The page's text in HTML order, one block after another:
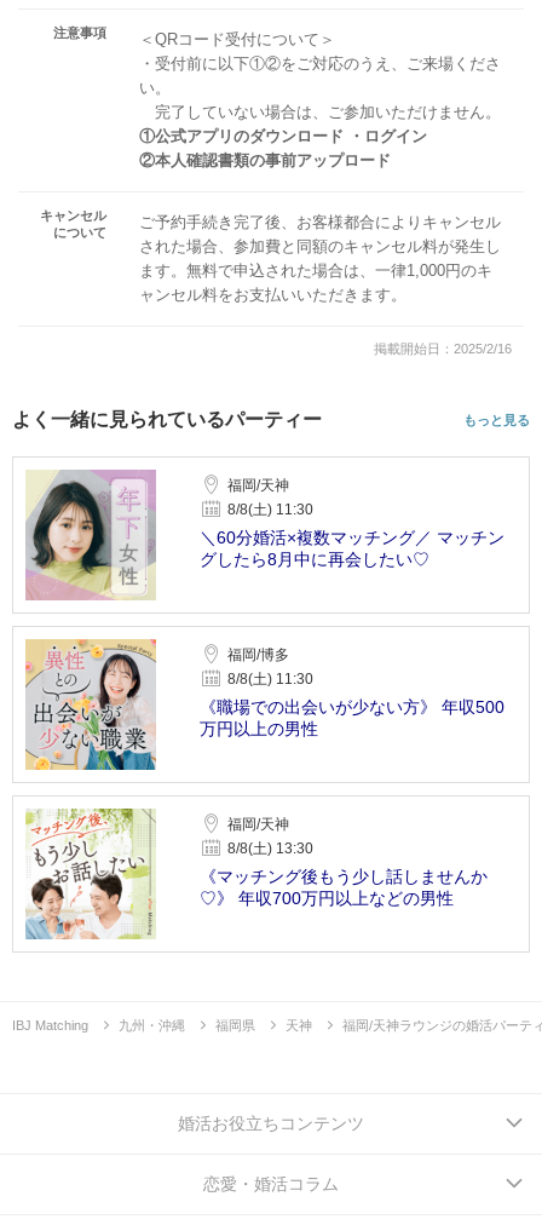
注意事項
＜QRコード受付について＞
・受付前に以下①②をご対応のうえ、ご来場くださ
い。
完了していない場合は、ご参加いただけません。
①公式アプリのダウンロード ・ログイン
②本人確認書類の事前アップロード
キャンセル
について
ご予約手続き完了後、お客様都合によりキャンセル
された場合、参加費と同額のキャンセル料が発生し
ます。無料で申込された場合は、一律1,000円のキ
ャンセル料をお支払いいただきます。
掲載開始日：2025/2/16
よく一緒に見られているパーティー もっと見る
福岡/天神
8/8(土) 11:30
＼60分婚活×複数マッチング／ マッチン
グしたら8月中に再会したい♡
福岡/博多
8/8(土) 11:30
《職場での出会いが少ない方》 年収500
万円以上の男性
福岡/天神
8/8(土) 13:30
《マッチング後もう少し話しませんか
♡》 年収700万円以上などの男性
IBJ Matching 九州・沖縄 福岡県 天神 福岡/天神ラウンジの婚活パーテ
婚活お役立ちコンテンツ
恋愛・婚活コラム